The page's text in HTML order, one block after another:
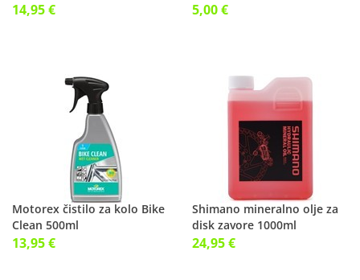
14,95 € 5,00 €
Motorex čistilo za kolo Bike
Clean 500ml
13,95 €
Shimano mineralno olje za
disk zavore 1000ml
24,95 €